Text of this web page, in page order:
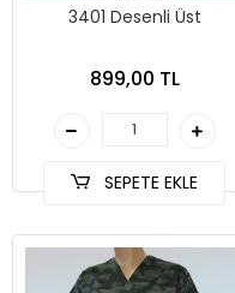
3401 Desenli Üst
899,00 TL
SEPETE EKLE